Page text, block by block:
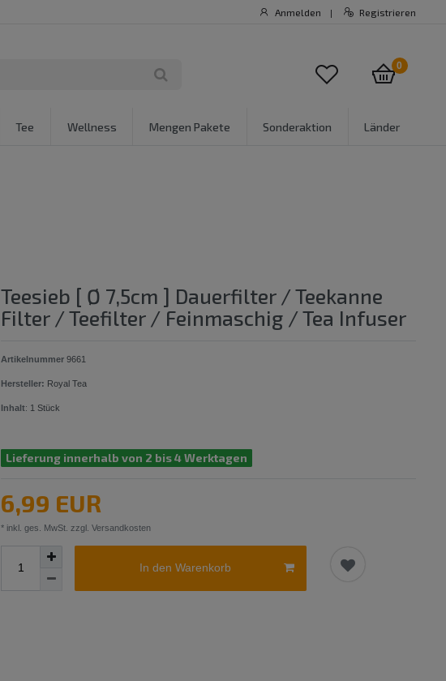
Anmelden | Registrieren
0
Tee Wellness Mengen Pakete Sonderaktion Länder
Teesieb [ Ø 7,5cm ] Dauerfilter / Teekanne
Filter / Teefilter / Feinmaschig / Tea Infuser
Artikelnummer9661
Hersteller: Royal Tea
Inhalt: 1 Stück
Lieferung innerhalb von 2 bis 4 Werktagen
6,99 EUR
* inkl. ges. MwSt. zzgl. Versandkosten
In den Warenkorb